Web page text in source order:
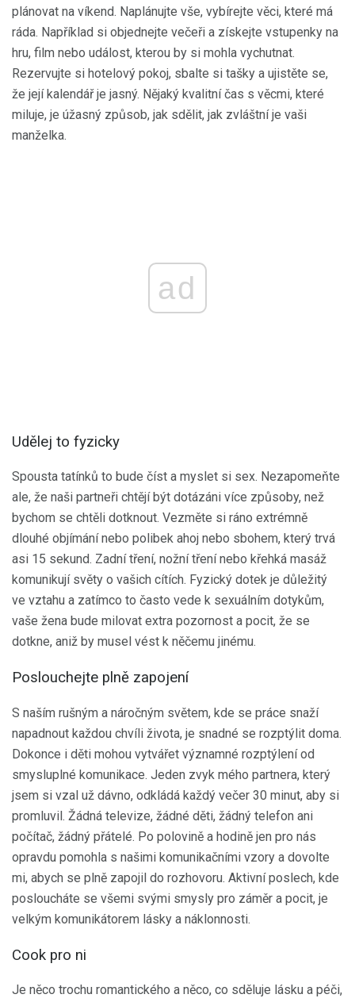
plánovat na víkend. Naplánujte vše, vybírejte věci, které má
ráda. Například si objednejte večeři a získejte vstupenky na
hru, film nebo událost, kterou by si mohla vychutnat.
Rezervujte si hotelový pokoj, sbalte si tašky a ujistěte se,
že její kalendář je jasný. Nějaký kvalitní čas s věcmi, které
miluje, je úžasný způsob, jak sdělit, jak zvláštní je vaši
manželka.
ad
Udělej to fyzicky
Spousta tatínků to bude číst a myslet si sex. Nezapomeňte
ale, že naši partneři chtějí být dotázáni více způsoby, než
bychom se chtěli dotknout. Vezměte si ráno extrémně
dlouhé objímání nebo polibek ahoj nebo sbohem, který trvá
asi 15 sekund. Zadní tření, nožní tření nebo křehká masáž
komunikují světy o vašich cítích. Fyzický dotek je důležitý
ve vztahu a zatímco to často vede k sexuálním dotykům,
vaše žena bude milovat extra pozornost a pocit, že se
dotkne, aniž by musel vést k něčemu jinému.
Poslouchejte plně zapojení
S naším rušným a náročným světem, kde se práce snaží
napadnout každou chvíli života, je snadné se rozptýlit doma.
Dokonce i děti mohou vytvářet významné rozptýlení od
smysluplné komunikace. Jeden zvyk mého partnera, který
jsem si vzal už dávno, odkládá každý večer 30 minut, aby si
promluvil. Žádná televize, žádné děti, žádný telefon ani
počítač, žádný přátelé. Po polovině a hodině jen pro nás
opravdu pomohla s našimi komunikačními vzory a dovolte
mi, abych se plně zapojil do rozhovoru. Aktivní poslech, kde
posloucháte se všemi svými smysly pro záměr a pocit, je
velkým komunikátorem lásky a náklonnosti.
Cook pro ni
Je něco trochu romantického a něco, co sděluje lásku a péči,